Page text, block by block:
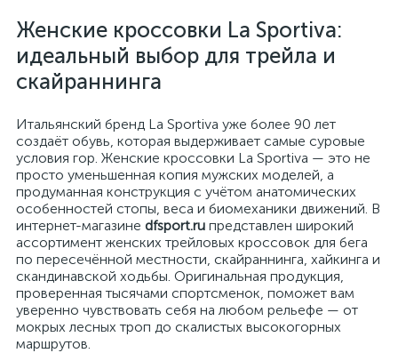
Женские кроссовки La Sportiva:
идеальный выбор для трейла и
скайраннинга
Итальянский бренд La Sportiva уже более 90 лет
создаёт обувь, которая выдерживает самые суровые
условия гор. Женские кроссовки La Sportiva — это не
просто уменьшенная копия мужских моделей, а
продуманная конструкция с учётом анатомических
особенностей стопы, веса и биомеханики движений. В
интернет-магазине dfsport.ru представлен широкий
ассортимент женских трейловых кроссовок для бега
по пересечённой местности, скайраннинга, хайкинга и
скандинавской ходьбы. Оригинальная продукция,
проверенная тысячами спортсменок, поможет вам
уверенно чувствовать себя на любом рельефе — от
мокрых лесных троп до скалистых высокогорных
маршрутов.